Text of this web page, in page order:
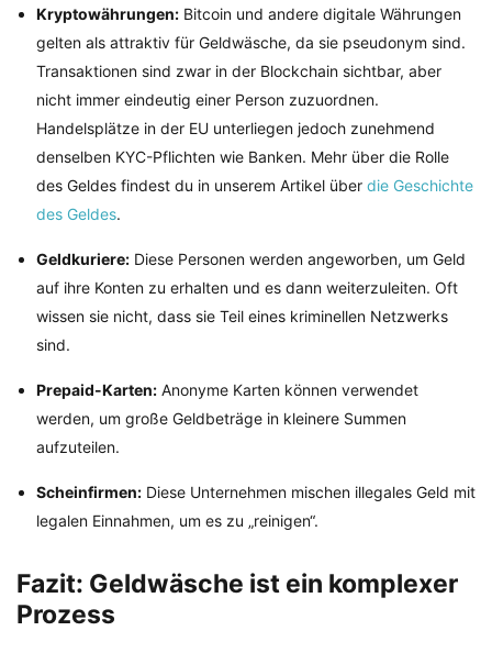
Kryptowährungen: Bitcoin und andere digitale Währungen
gelten als attraktiv für Geldwäsche, da sie pseudonym sind.
Transaktionen sind zwar in der Blockchain sichtbar, aber
nicht immer eindeutig einer Person zuzuordnen.
Handelsplätze in der EU unterliegen jedoch zunehmend
denselben KYC-Pflichten wie Banken. Mehr über die Rolle
des Geldes findest du in unserem Artikel über die Geschichte
des Geldes.
Geldkuriere: Diese Personen werden angeworben, um Geld
auf ihre Konten zu erhalten und es dann weiterzuleiten. Oft
wissen sie nicht, dass sie Teil eines kriminellen Netzwerks
sind.
Prepaid-Karten: Anonyme Karten können verwendet
werden, um große Geldbeträge in kleinere Summen
aufzuteilen.
Scheinfirmen: Diese Unternehmen mischen illegales Geld mit
legalen Einnahmen, um es zu „reinigen“.
Fazit: Geldwäsche ist ein komplexer
Prozess